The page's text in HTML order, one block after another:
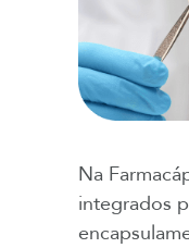
Na
integrados